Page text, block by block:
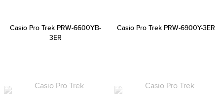
Casio Pro Trek PRW-6600YB-
3ER
Casio Pro Trek PRW-6900Y-3ER